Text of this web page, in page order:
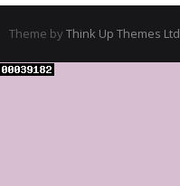
Theme by Think Up Themes Ltd